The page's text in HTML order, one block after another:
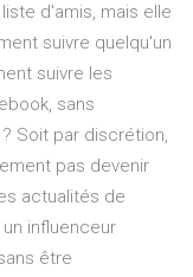
d'amis, mais elle
suivre quelqu'un
suivre les
sans
Soit par discrétion,
pas devenir
actualités de
influenceur
être